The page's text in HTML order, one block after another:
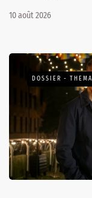
10 août 2026
DOSSIER - THEMA